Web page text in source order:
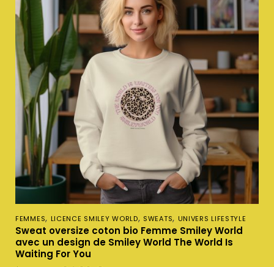
FEMMES, LICENCE SMILEY WORLD, SWEATS, UNIVERS LIFESTYLE
Sweat oversize coton bio Femme Smiley World
avec un design de Smiley World The World Is
Waiting For You